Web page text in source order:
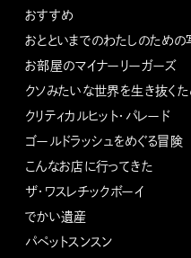
おすすめ
おとといまでのわたしのため
お部屋のマイナーリーガーズ
クソみたいな世界を生き抜く
クリティカルヒット・パレード
ゴールドラッシュをめぐる冒険
こんなお店に行ってきた
ザ・ワスレチックボーイ
でかい遺産
パペットスンスン